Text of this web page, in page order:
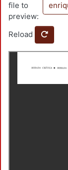
file to
preview:
Reload